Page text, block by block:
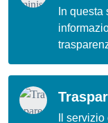
In
Il